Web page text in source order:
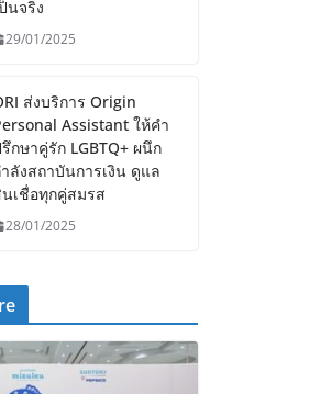
นจริง
29/01/2025
ส่งบริการ Origin
Assistant ให้คำ
กษาคู่รัก LGBTQ+ ผนึก
ลังสถาบันการเงิน ดูแล
เชื่อทุกคู่สมรส
28/01/2025